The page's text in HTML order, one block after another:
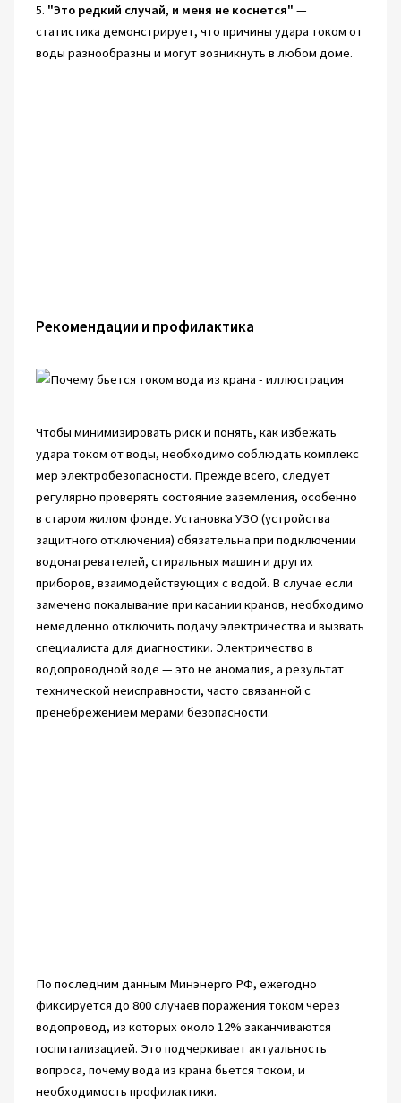
5. "Это редкий случай, и меня не коснется" —
статистика демонстрирует, что причины удара током от
воды разнообразны и могут возникнуть в любом доме.
Рекомендации и профилактика
Чтобы минимизировать риск и понять, как избежать
удара током от воды, необходимо соблюдать комплекс
мер электробезопасности. Прежде всего, следует
регулярно проверять состояние заземления, особенно
в старом жилом фонде. Установка УЗО (устройства
защитного отключения) обязательна при подключении
водонагревателей, стиральных машин и других
приборов, взаимодействующих с водой. В случае если
замечено покалывание при касании кранов, необходимо
немедленно отключить подачу электричества и вызвать
специалиста для диагностики. Электричество в
водопроводной воде — это не аномалия, а результат
технической неисправности, часто связанной с
пренебрежением мерами безопасности.
По последним данным Минэнерго РФ, ежегодно
фиксируется до 800 случаев поражения током через
водопровод, из которых около 12% заканчиваются
госпитализацией. Это подчеркивает актуальность
вопроса, почему вода из крана бьется током, и
необходимость профилактики.